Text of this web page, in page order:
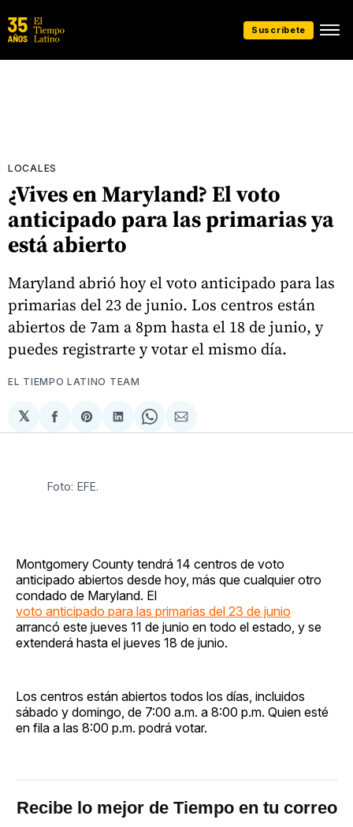
Suscríbete
LOCALES
¿Vives en Maryland? El voto
anticipado para las primarias ya
está abierto
Maryland abrió hoy el voto anticipado para las
primarias del 23 de junio. Los centros están
abiertos de 7am a 8pm hasta el 18 de junio, y
puedes registrarte y votar el mismo día.
EL TIEMPO LATINO TEAM
𝕏
Compartir
en
Share
on
Compartir
en
Share
on
Compartir
via
Foto: EFE.
Montgomery County tendrá 14 centros de voto
anticipado abiertos desde hoy, más que cualquier otro
condado de Maryland. El
voto anticipado para las primarias del 23 de junio
arrancó este jueves 11 de junio en todo el estado, y se
extenderá hasta el jueves 18 de junio.
Los centros están abiertos todos los días, incluidos
sábado y domingo, de 7:00 a.m. a 8:00 p.m. Quien esté
en fila a las 8:00 p.m. podrá votar.
Recibe lo mejor de Tiempo en tu correo